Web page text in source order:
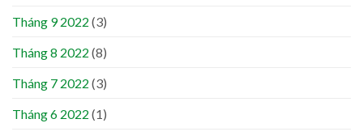
Tháng 9 2022 (3)
Tháng 8 2022 (8)
Tháng 7 2022 (3)
Tháng 6 2022 (1)